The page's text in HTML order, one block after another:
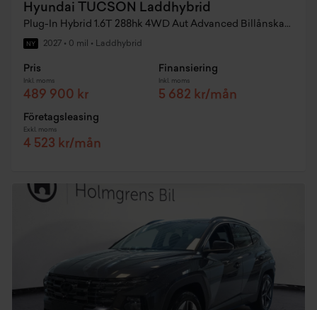
Hyundai TUCSON Laddhybrid
Plug-In Hybrid 1.6T 288hk 4WD Aut Advanced Billånskampanj
NY 2027 • 0 mil • Laddhybrid
Pris
Inkl. moms
489 900 kr
Finansiering
Inkl. moms
5 682 kr/mån
Företagsleasing
Exkl. moms
4 523 kr/mån